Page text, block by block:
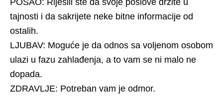
POSAO: Riješili ste da svoje poslove držite u
tajnosti i da sakrijete neke bitne informacije od
ostalih.
LJUBAV: Moguće je da odnos sa voljenom osobom
ulazi u fazu zahlađenja, a to vam se ni malo ne
dopada.
ZDRAVLJE: Potreban vam je odmor.